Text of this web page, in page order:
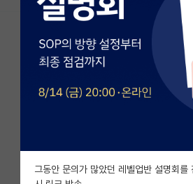
커뮤니티
커뮤니티 홈
전체글보기
베스트 게시판
자유 게시판(아무개랩)
미국 유학 게시판
그동안 문의가 많았던 레벨업반 설명회